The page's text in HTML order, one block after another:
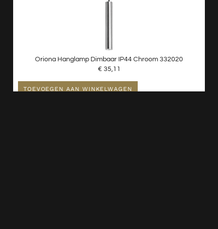
Oriona Hanglamp Dimbaar IP44 Chroom 332020
€ 35,11
TOEVOEGEN AAN WINKELWAGEN